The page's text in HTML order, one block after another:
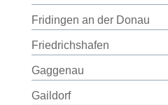
Fridingen an der Donau
Friedrichshafen
Gaggenau
Gaildorf